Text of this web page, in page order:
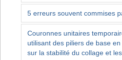
5 erreurs souvent commises
Couronnes unitaires
utilisant des piliers de base
sur la stabilité du collage et